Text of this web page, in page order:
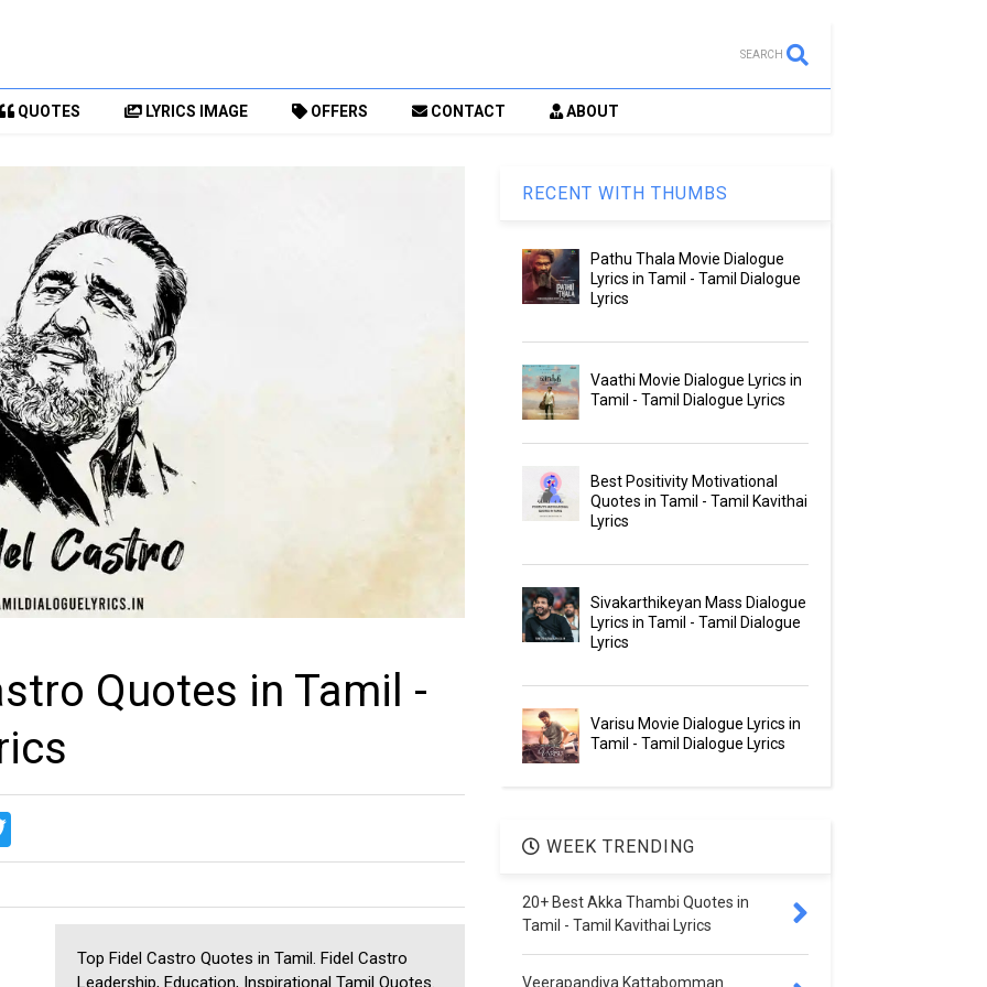
SEARCH
QUOTES LYRICS IMAGE OFFERS CONTACT ABOUT
Quotes in Tamil -
e
Top Fidel Castro Quotes in Tamil. Fidel Castro
Leadership, Education, Inspirational Tamil Quotes.
RECENT WITH THUMBS
Pathu Thala Movie Dialogue
Lyrics in Tamil - Tamil Dialogue
Lyrics
Vaathi Movie Dialogue Lyrics in
Tamil - Tamil Dialogue Lyrics
Best Positivity Motivational
Quotes in Tamil - Tamil Kavithai
Lyrics
Sivakarthikeyan Mass Dialogue
Lyrics in Tamil - Tamil Dialogue
Lyrics
Varisu Movie Dialogue Lyrics in
Tamil - Tamil Dialogue Lyrics
WEEK TRENDING
20+ Best Akka Thambi Quotes in
Tamil - Tamil Kavithai Lyrics
Veerapandiya Kattabomman